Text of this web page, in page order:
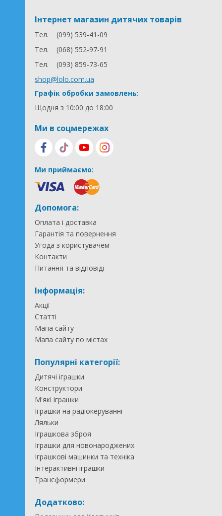
Інтернет магазин дитячих товарів
Тел.
(099) 539-41-09
Тел.
(068) 552-97-91
Тел.
(093) 859-73-65
shop@lolo.com.ua
Графік обробки замовлень:
Щодня з 10:00 до 18:00
Ми в соцмережах
Ми приймаємо:
Допомога:
Оплата і доставка
Гарантія та повернення
Угода з користувачем
Контакти
Питання та відповіді
Інформація:
Акції
Статті
Мапа сайту
Мапа сайту по містах
Популярні категорії:
Дитячі іграшки
Конструктори
М'які іграшки
Іграшки на радіокеруванні
Ляльки
Іграшкова зброя
Іграшки для новонароджених
Іграшкові машинки та техніка
Інтерактивні іграшки
Трансформери
Додатково: